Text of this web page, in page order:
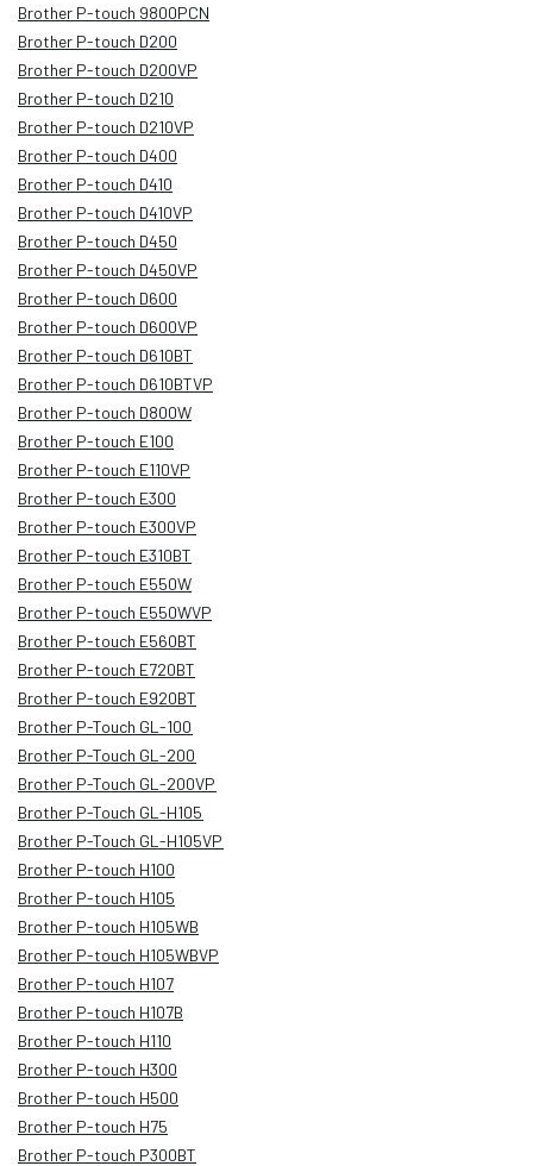
Brother P-touch 9800PCN
Brother P-touch D200
Brother P-touch D200VP
Brother P-touch D210
Brother P-touch D210VP
Brother P-touch D400
Brother P-touch D410
Brother P-touch D410VP
Brother P-touch D450
Brother P-touch D450VP
Brother P-touch D600
Brother P-touch D600VP
Brother P-touch D610BT
Brother P-touch D610BTVP
Brother P-touch D800W
Brother P-touch E100
Brother P-touch E110VP
Brother P-touch E300
Brother P-touch E300VP
Brother P-touch E310BT
Brother P-touch E550W
Brother P-touch E550WVP
Brother P-touch E560BT
Brother P-touch E720BT
Brother P-touch E920BT
Brother P-Touch GL-100
Brother P-Touch GL-200
Brother P-Touch GL-200VP
Brother P-Touch GL-H105
Brother P-Touch GL-H105VP
Brother P-touch H100
Brother P-touch H105
Brother P-touch H105WB
Brother P-touch H105WBVP
Brother P-touch H107
Brother P-touch H107B
Brother P-touch H110
Brother P-touch H300
Brother P-touch H500
Brother P-touch H75
Brother P-touch P300BT